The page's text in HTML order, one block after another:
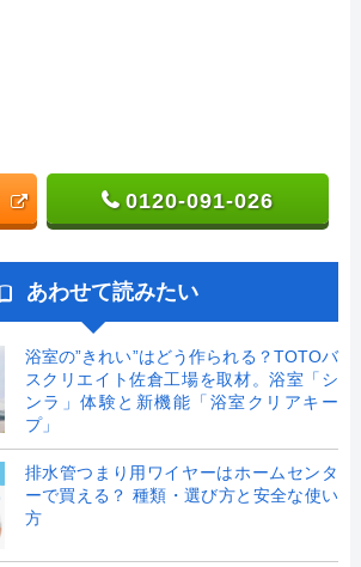
0120-091-026
あわせて読みたい
浴室の”きれい”はどう作られる？TOTOバ
スクリエイト佐倉工場を取材。浴室「シ
ンラ」体験と新機能「浴室クリアキー
プ」
排水管つまり用ワイヤーはホームセンタ
ーで買える？ 種類・選び方と安全な使い
方